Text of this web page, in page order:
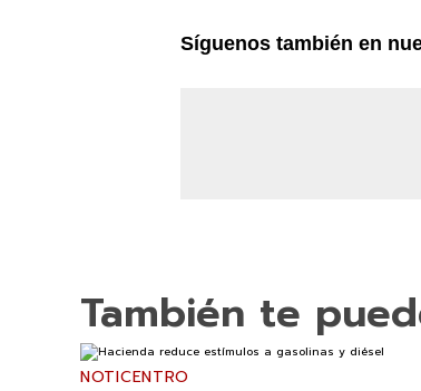
Síguenos también en
También te
NOTICENTRO